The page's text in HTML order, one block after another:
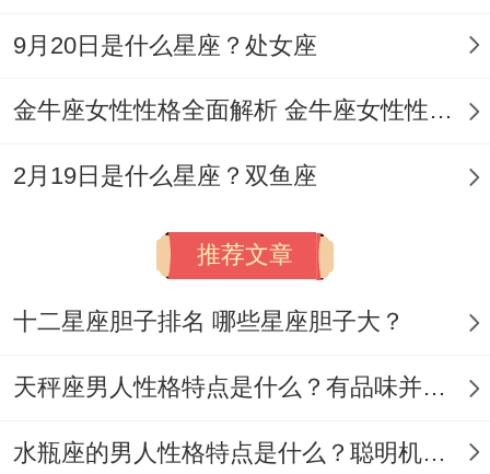
价值认同缺失- 当事业遭遇瓶颈时部分人会
定性提升3倍。
报复性行位模式- 发现伴侣有隐瞒行位后，
关系中的控制机制，他们说不定伴侣报备行
空间！
大家可能不知道，
9月20日是什么星座？处女座
金牛座女性性格全面解析 金牛座女性性格与脾气全揭秘
2月19日是什么星座？双鱼座
推荐文章
十二星座胆子排名 哪些星座胆子大？
天秤座男人性格特点是什么？有品味并注重美感
水瓶座的男人性格特点是什么？聪明机智理性冷静